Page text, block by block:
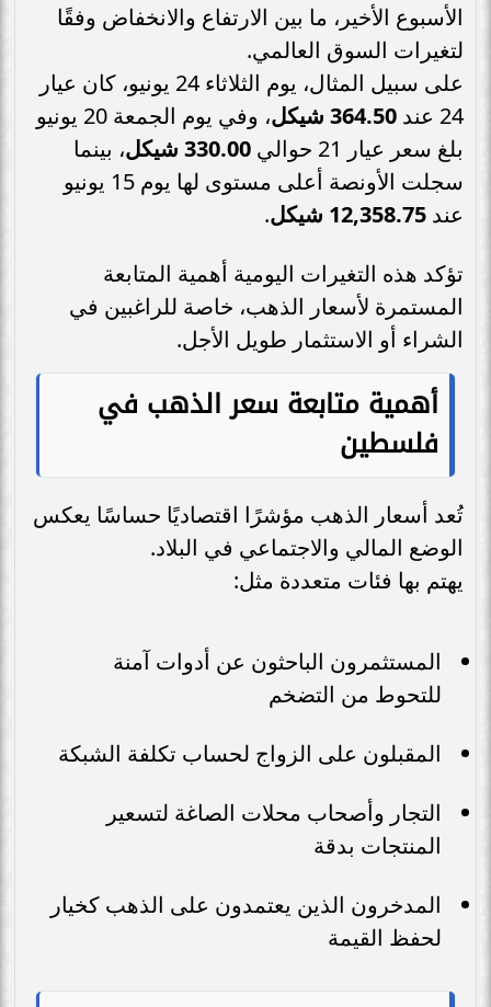
الأسبوع الأخير، ما بين الارتفاع والانخفاض وفقًا
لتغيرات السوق العالمي.
على سبيل المثال، يوم الثلاثاء 24 يونيو، كان عيار
24 عند
364.50 شيكل
، وفي يوم الجمعة 20 يونيو
بلغ سعر عيار 21 حوالي
330.00 شيكل
، بينما
سجلت الأونصة أعلى مستوى لها يوم 15 يونيو
عند 12,358.75 شيكل
.
تؤكد هذه التغيرات اليومية أهمية المتابعة
المستمرة لأسعار الذهب، خاصة للراغبين في
الشراء أو الاستثمار طويل الأجل.
أهمية متابعة سعر الذهب في
فلسطين
تُعد أسعار الذهب مؤشرًا اقتصاديًا حساسًا يعكس
الوضع المالي والاجتماعي في البلاد.
يهتم بها فئات متعددة مثل:
المستثمرون الباحثون عن أدوات آمنة
للتحوط من التضخم
المقبلون على الزواج لحساب تكلفة الشبكة
التجار وأصحاب محلات الصاغة لتسعير
المنتجات بدقة
المدخرون الذين يعتمدون على الذهب كخيار
لحفظ القيمة